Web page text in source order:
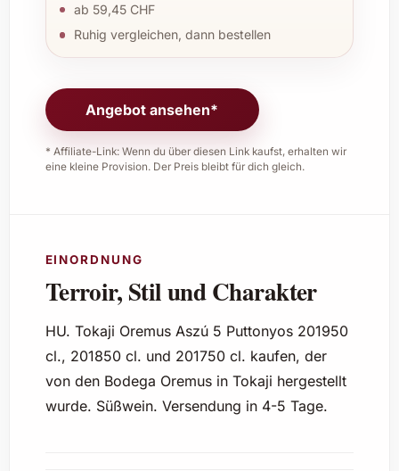
ab 59,45 CHF
Ruhig vergleichen, dann bestellen
Angebot ansehen*
* Affiliate-Link: Wenn du über diesen Link kaufst, erhalten wir
eine kleine Provision. Der Preis bleibt für dich gleich.
EINORDNUNG
Terroir, Stil und Charakter
HU. Tokaji Oremus Aszú 5 Puttonyos 201950
cl., 201850 cl. und 201750 cl. kaufen, der
von den Bodega Oremus in Tokaji hergestellt
wurde. Süßwein. Versendung in 4-5 Tage.